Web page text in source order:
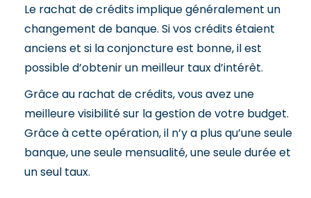
Le rachat de crédits implique généralement un
changement de banque. Si vos crédits étaient
anciens et si la conjoncture est bonne, il est
possible d’obtenir un meilleur taux d’intérêt.
Grâce au rachat de crédits, vous avez une
meilleure visibilité sur la gestion de votre budget.
Grâce à cette opération, il n’y a plus qu’une seule
banque, une seule mensualité, une seule durée et
un seul taux.